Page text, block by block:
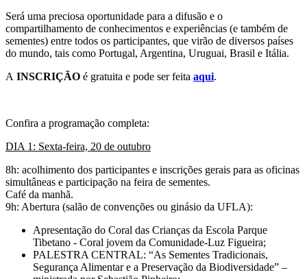
Será uma preciosa oportunidade para a difusão e o
compartilhamento de conhecimentos e experiências (e também de
sementes) entre todos os participantes, que virão de diversos países
do mundo, tais como Portugal, Argentina, Uruguai, Brasil e Itália.
A INSCRIÇÃO é gratuita e pode ser feita aqui.
Confira a programação completa:
DIA 1: Sexta-feira, 20 de outubro
8h: acolhimento dos participantes e inscrições gerais para as oficinas
simultâneas e participação na feira de sementes.
Café da manhã.
9h: Abertura (salão de convenções ou ginásio da UFLA):
Apresentação do Coral das Crianças da Escola Parque
Tibetano - Coral jovem da Comunidade-Luz Figueira;
PALESTRA CENTRAL: “As Sementes Tradicionais,
Segurança Alimentar e a Preservação da Biodiversidade” –